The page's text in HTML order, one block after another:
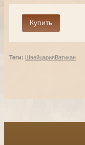
Теги: ШвейцарияВатикан